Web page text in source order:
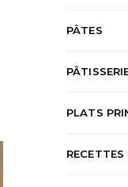
PÂTES
PLATS
RECETTES